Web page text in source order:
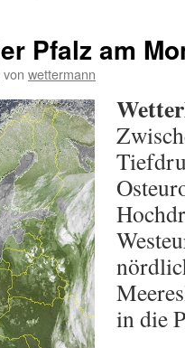
Pfalz am
von wettermann
in die